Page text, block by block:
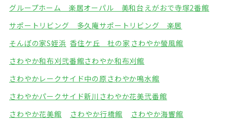
グループホーム 楽居オーパル 美和台 えがおで寺塚2番館
サポートリビング 多久庵サポートリビング 楽居
そんぽの家S姪浜 香住ケ丘 杜の家 さわやか螢風館
さわやか和布刈弐番館さわやか和布刈館
さわやかレークサイド中の原さわやか鳴水館
さわやかパークサイド新川 さわやか花美弐番館
さわやか花美館
さわやか行橋館
さわやか海響館